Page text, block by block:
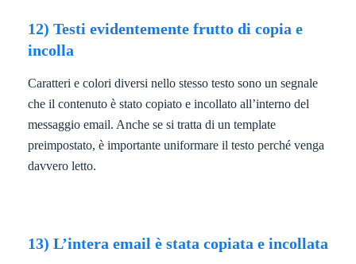
12) Testi evidentemente frutto di copia e
incolla
Caratteri e colori diversi nello stesso testo sono un segnale
che il contenuto è stato copiato e incollato all’interno del
messaggio email. Anche se si tratta di un template
preimpostato, è importante uniformare il testo perché venga
davvero letto.
13) L’intera email è stata copiata e incollata